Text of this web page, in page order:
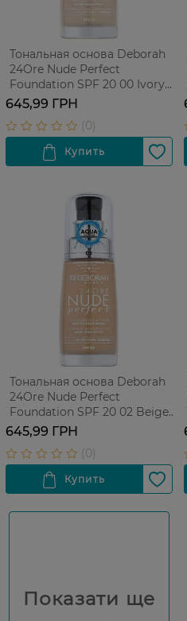
Тональная основа Deborah
24Ore Nude Perfect
Foundation SPF 20 00 Ivory
30 мл
645,99 ГРН
Тональная основа Deborah
24Ore Nude Perfect
Foundation SPF 20 02 Beige
30 мл
645,99 ГРН
Показати ще